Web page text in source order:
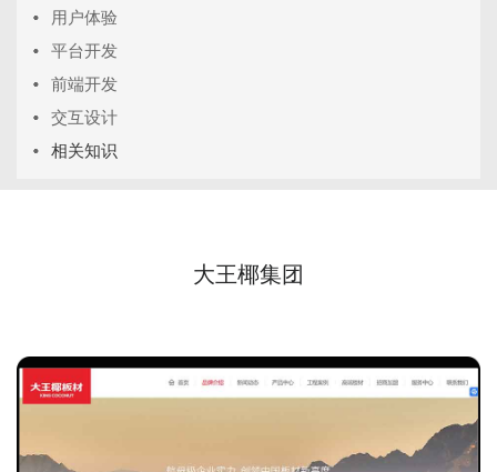
用户体验
平台开发
前端开发
交互设计
相关知识
大王椰集团